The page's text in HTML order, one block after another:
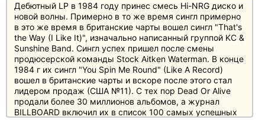
Дебютный LP в 1984 году принес смесь Hi-NRG диско и
новой волны. Примерно в то же время сингл примерно
в это же время в британские чарты вошел сингл "That's
the Way (I Like It)", изначально написанный группой KC &
Sunshine Band. Сингл успех пришел после смены
продюсерской команды Stock Aitken Waterman. В конце
1984 г их сингл "You Spin Me Round" (Like A Record)
вошел в британские чарты и вскоре после этого стал
лидером продаж (США №11). С тех пор Dead Or Alive
продали более 30 миллионов альбомов, а журнал
BILLBOARD включил их в список 100 самых успешных